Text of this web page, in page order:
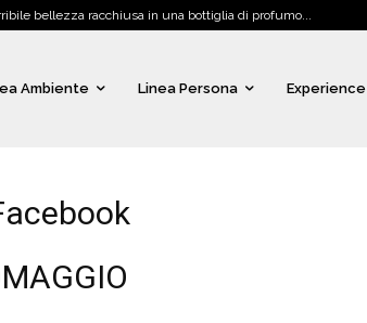
bellezza racchiusa in una bottiglia di profumo...
Ambiente Linea Persona Experience